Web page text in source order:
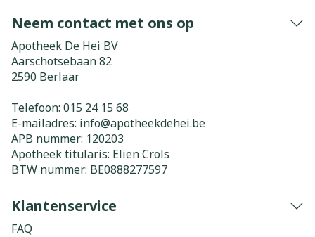
Neem contact met ons op
Apotheek De Hei BV
Aarschotsebaan 82
2590 Berlaar
Telefoon: 015 24 15 68
E-mailadres: info@apotheekdehei.be
APB nummer: 120203
Apotheek titularis: Elien Crols
BTW nummer: BE0888277597
Klantenservice
FAQ